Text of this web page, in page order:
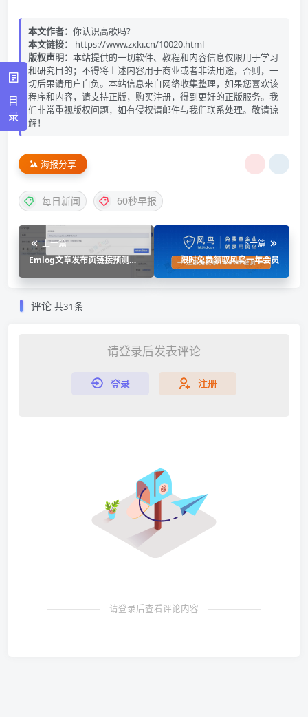
本文作者： 你认识高歌吗?
本文链接：
https://www.zxki.cn/10020.html
版权声明： 本站提供的一切软件、教程和内容信息仅限用于学习
和研究目的；不得将上述内容用于商业或者非法用途，否则，一
切后果请用户自负。本站信息来自网络收集整理，如果您喜欢该
程序和内容，请支持正版，购买注册，得到更好的正版服务。我
们非常重视版权问题，如有侵权请邮件与我们联系处理。敬请谅
解！
海报分享
每日新闻 60秒早报
上一篇
Emlog文章发布页链接预测插
下一篇
限时免费领取风鸟一年会员
评论 共31条
请登录后发表评论
登录 注册
请登录后查看评论内容
目
录